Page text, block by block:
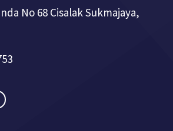
No 68 Cisalak Sukmajaya,